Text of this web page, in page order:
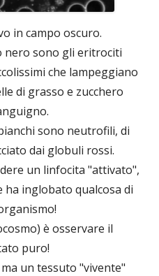
in campo oscuro.
nero sono gli eritrociti
che lampeggiano
di grasso e zucchero
sono neutrofili, di
dai globuli rossi.
un linfocita "attivato",
ha inglobato qualcosa di
è osservare il
puro!
un tessuto "vivente"